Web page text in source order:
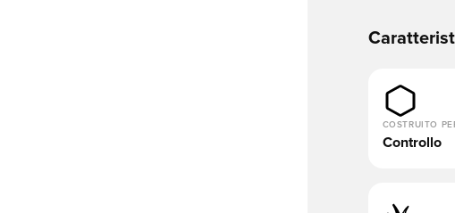
COSTRUITO
Controllo